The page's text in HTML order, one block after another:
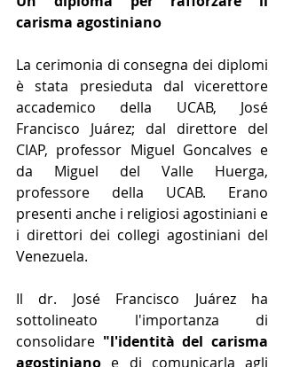
carisma agostiniano
La cerimonia di consegna dei diplomi
è stata presieduta dal vicerettore
accademico della UCAB, José
Francisco Juárez; dal direttore del
CIAP, professor Miguel Goncalves e
da Miguel del Valle Huerga,
professore della UCAB. Erano
presenti anche i religiosi agostiniani e
i direttori dei collegi agostiniani del
Venezuela.
Il dr. José Francisco Juárez ha
sottolineato l'importanza di
consolidare "l'identità del carisma
agostiniano e di comunicarla agli